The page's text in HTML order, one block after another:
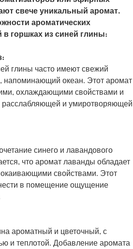
свече уникальный аромат.
ароматических
в горшках из синей глины:
глины часто имеют свежий
напоминающий океан. Этот аромат
охлаждающими свойствами и
расслабляющей и умиротворяющей
синего и лавандового
что аромат лаванды обладает
свойствами. Этот
в помещение ощущение
ароматный и цветочный, с
и теплотой. Добавление аромата